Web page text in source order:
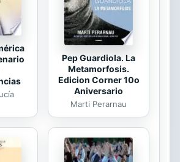
de interés ...
Pep Guardiola. La
Metamorfosis.
Edicion Corner 10o
Aniversario
Marti Perarnau